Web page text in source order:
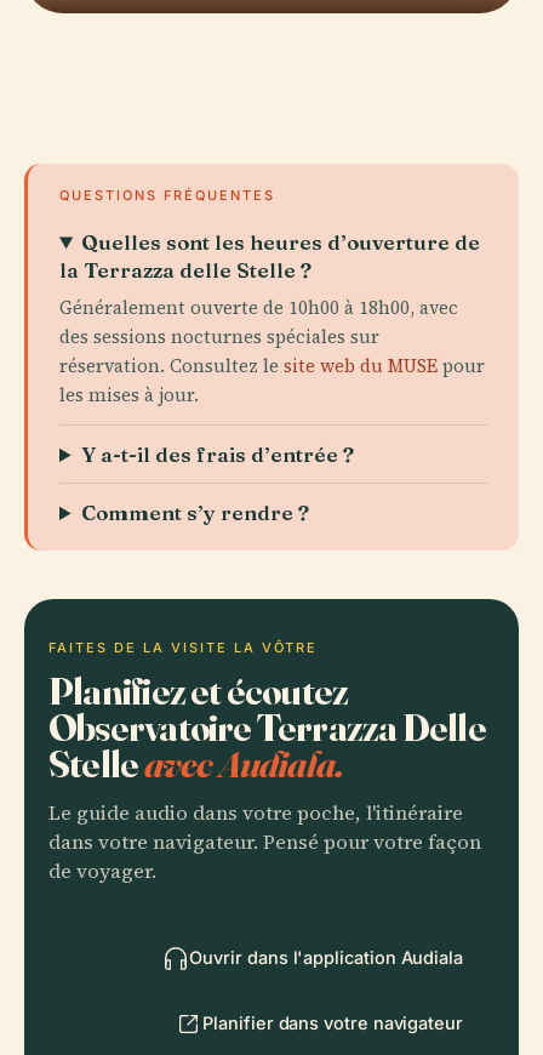
QUESTIONS FRÉQUENTES
Quelles sont les heures d’ouverture de
la Terrazza delle Stelle ?
Généralement ouverte de 10h00 à 18h00, avec
des sessions nocturnes spéciales sur
réservation. Consultez le site web du MUSEpour
les mises à jour.
Y a-t-il des frais d’entrée ?
Comment s’y rendre ?
FAITES DE LA VISITE LA VÔTRE
Planifiez et écoutez
Observatoire Terrazza Delle
Stelleavec Audiala.
Le guide audio dans votre poche, l'itinéraire
dans votre navigateur. Pensé pour votre façon
de voyager.
Ouvrir dans l'application Audiala
Planifier dans votre navigateur